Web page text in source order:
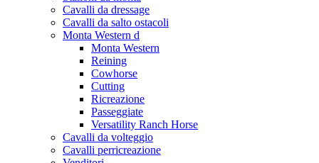
Cavalli da dressage
Cavalli da salto ostacoli
Monta Western d
Monta Western
Reining
Cowhorse
Cutting
Ricreazione
Passeggiate
Versatility Ranch Horse
Cavalli da volteggio
Cavalli perricreazione